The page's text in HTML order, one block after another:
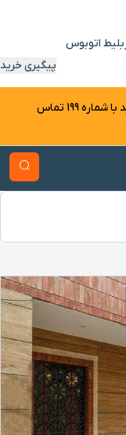
بلیط اتوبوس
پیگیری خرید
جهت اطلاع از آخرین وضعیت پرواز‌ها می‌توانید با شماره 199 تماس